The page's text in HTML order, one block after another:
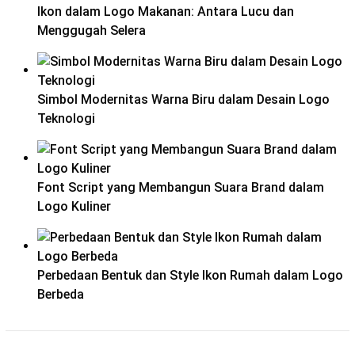
Ikon dalam Logo Makanan: Antara Lucu dan
Menggugah Selera
Simbol Modernitas Warna Biru dalam Desain Logo
Teknologi
Font Script yang Membangun Suara Brand dalam
Logo Kuliner
Perbedaan Bentuk dan Style Ikon Rumah dalam Logo
Berbeda